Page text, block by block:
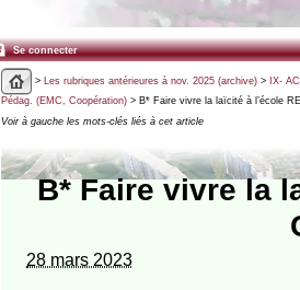
Se connecter
> Les rubriques antérieures à nov. 2025 (archive)> IX-
Pédag. (EMC, Coopération)> B* Faire vivre la laïcité à l’école
Voir à gauche les mots-clés liés à cet article
B* Faire vivre la
28 mars 2023